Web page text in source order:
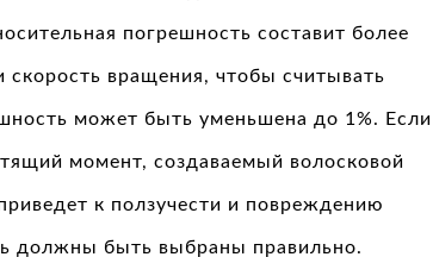
погрешность составит более
вращения, чтобы считывать
может быть уменьшена до 1%. Если
момент, создаваемый волосковой
к ползучести и повреждению
должны быть выбраны правильно.